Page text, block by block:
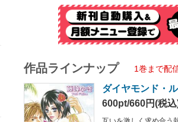
作品ラインナップ 1巻まで配
ダイヤモンド・
600pt/660円(税